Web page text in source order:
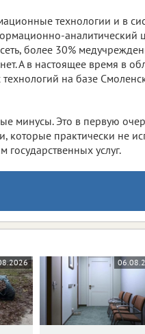
технологии и в
аналитический
более 30%
А в настоящее время в
на базе
минусы. Это в первую
которые практически не
услуг.